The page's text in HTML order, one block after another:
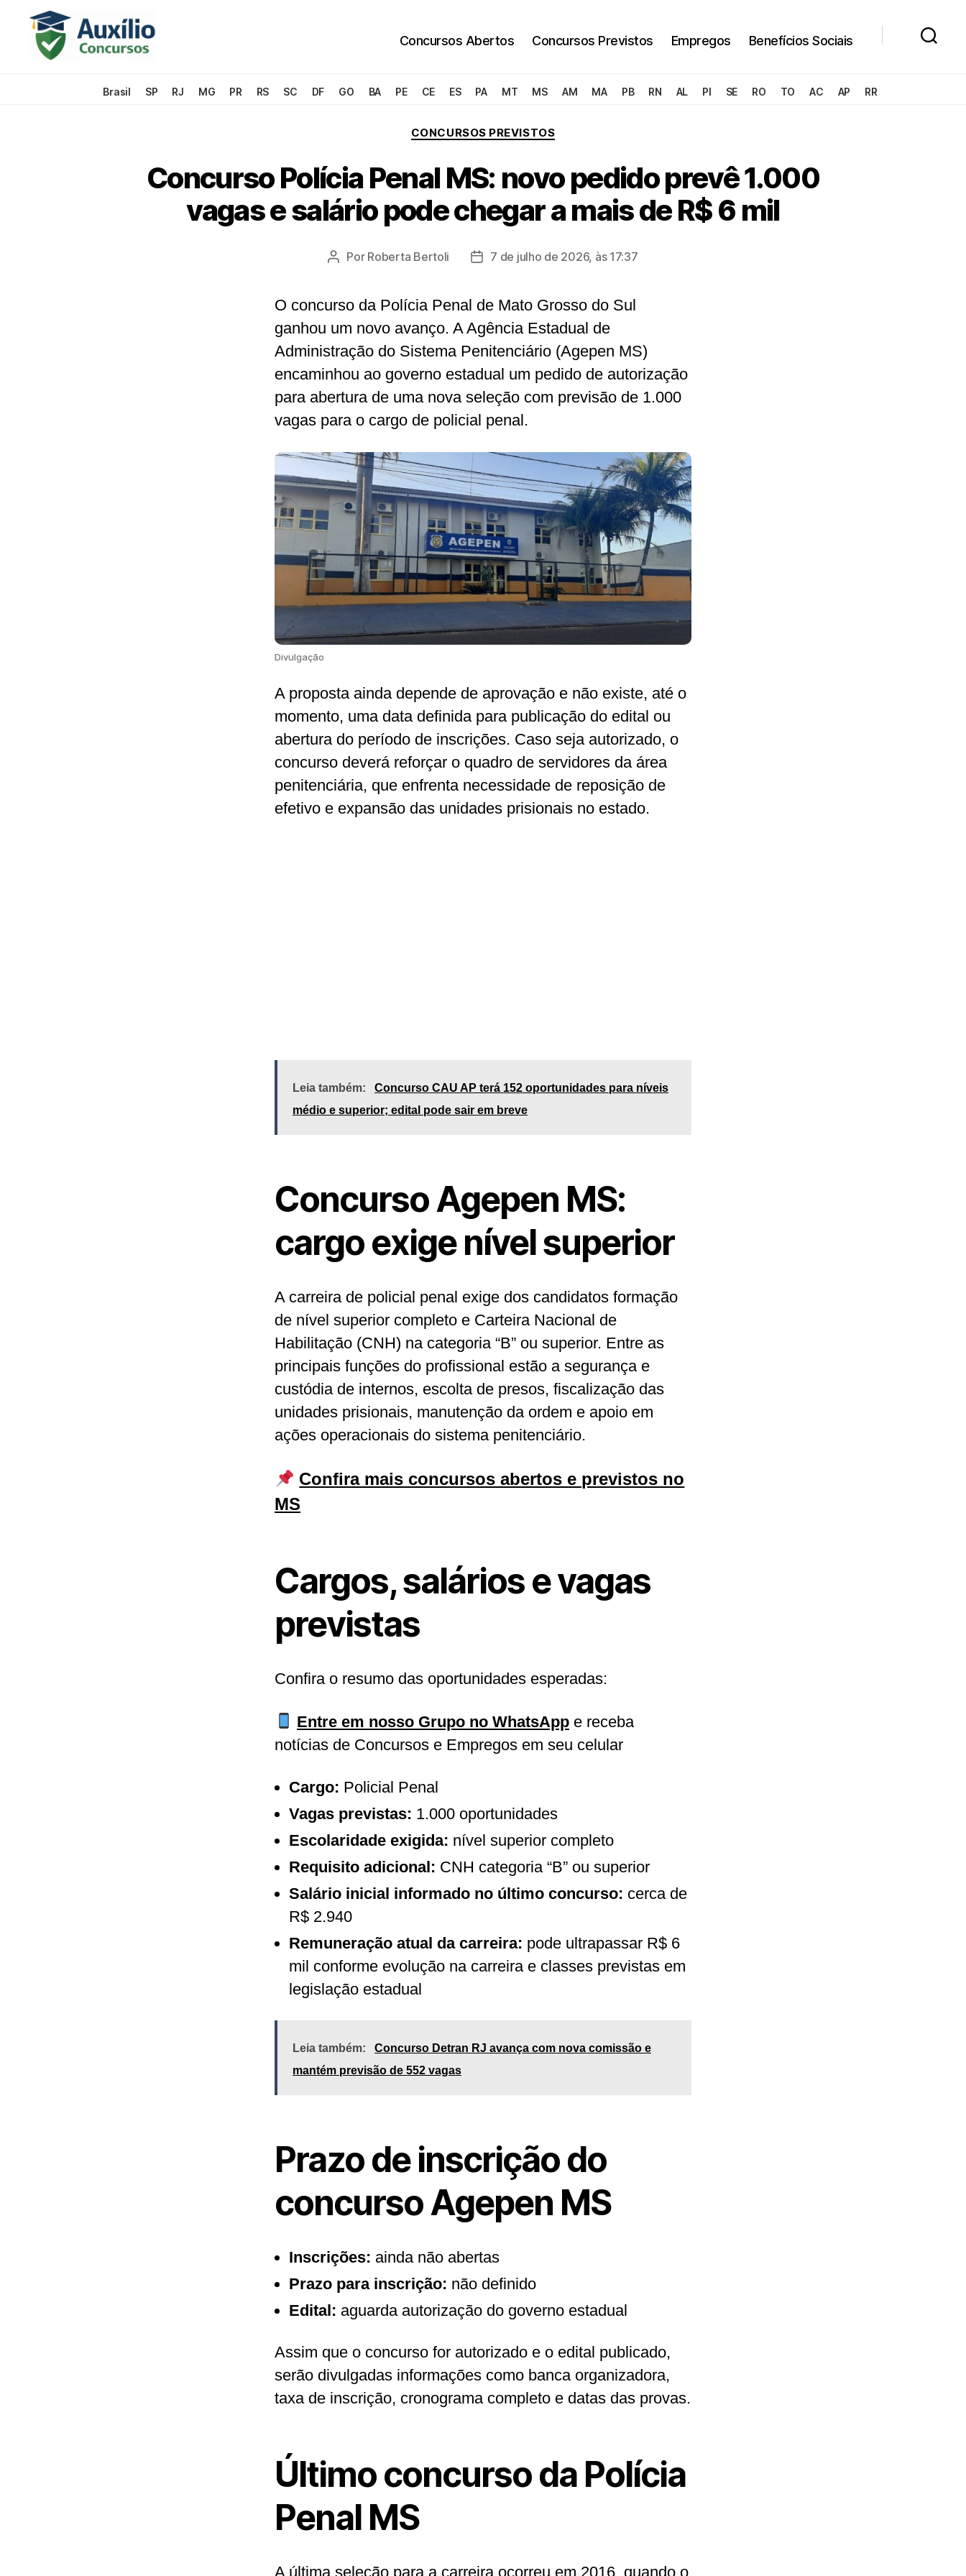
Concursos Abertos Concursos Previstos Empregos Benefícios Sociais
Brasil SP RJ MG PR RS SC DF GO BA PE CE ES PA MT MS AM MA PB RN AL PI SE RO TO AC AP RR
Categorias
CONCURSOS PREVISTOS
Concurso Polícia Penal MS: novo pedido prevê 1.000
vagas e salário pode chegar a mais de R$ 6 mil
Autor
Por Roberta Bertoli
Data7 de julho de 2026, às 17:37
O concurso da Polícia Penal de Mato Grosso do Sul
ganhou um novo avanço. A Agência Estadual de
Administração do Sistema Penitenciário (Agepen MS)
encaminhou ao governo estadual um pedido de autorização
para abertura de uma nova seleção com previsão de 1.000
vagas para o cargo de policial penal.
Divulgação
A proposta ainda depende de aprovação e não existe, até o
momento, uma data definida para publicação do edital ou
abertura do período de inscrições. Caso seja autorizado, o
concurso deverá reforçar o quadro de servidores da área
penitenciária, que enfrenta necessidade de reposição de
efetivo e expansão das unidades prisionais no estado.
Leia também:
Concurso CAU AP terá 152 oportunidades para níveis
médio e superior; edital pode sair em breve
Concurso Agepen MS:
cargo exige nível superior
A carreira de policial penal exige dos candidatos formação
de nível superior completo e Carteira Nacional de
Habilitação (CNH) na categoria “B” ou superior. Entre as
principais funções do profissional estão a segurança e
custódia de internos, escolta de presos, fiscalização das
unidades prisionais, manutenção da ordem e apoio em
ações operacionais do sistema penitenciário.
Confira mais concursos abertos e previstos no
MS
Cargos, salários e vagas
previstas
Confira o resumo das oportunidades esperadas:
Entre em nosso Grupo no WhatsApp e receba
notícias de Concursos e Empregos em seu celular
Cargo: Policial Penal
Vagas previstas: 1.000 oportunidades
Escolaridade exigida: nível superior completo
Requisito adicional: CNH categoria “B” ou superior
Salário inicial informado no último concurso: cerca de
R$ 2.940
Remuneração atual da carreira: pode ultrapassar R$ 6
mil conforme evolução na carreira e classes previstas em
legislação estadual
Leia também:
Concurso Detran RJ avança com nova comissão e
mantém previsão de 552 vagas
Prazo de inscrição do
concurso Agepen MS
Inscrições: ainda não abertas
Prazo para inscrição: não definido
Edital: aguarda autorização do governo estadual
Assim que o concurso for autorizado e o edital publicado,
serão divulgadas informações como banca organizadora,
taxa de inscrição, cronograma completo e datas das provas.
Último concurso da Polícia
Penal MS
A última seleção para a carreira ocorreu em 2016, quando o